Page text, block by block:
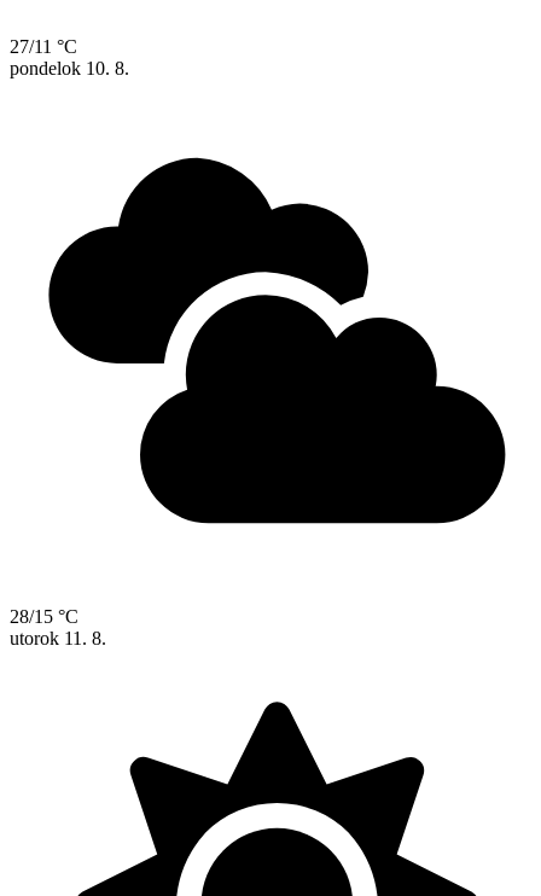
27/11 °C
pondelok 10. 8.
28/15 °C
utorok 11. 8.